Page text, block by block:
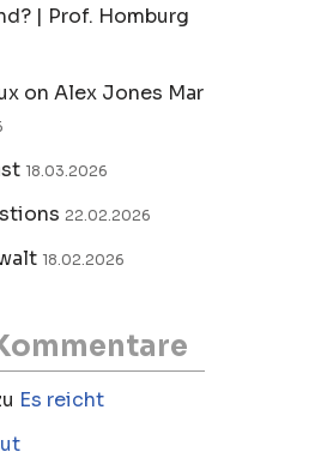
| Prof. Homburg
on Alex Jones Mar
18.03.2026
22.02.2026
18.02.2026
Es reicht